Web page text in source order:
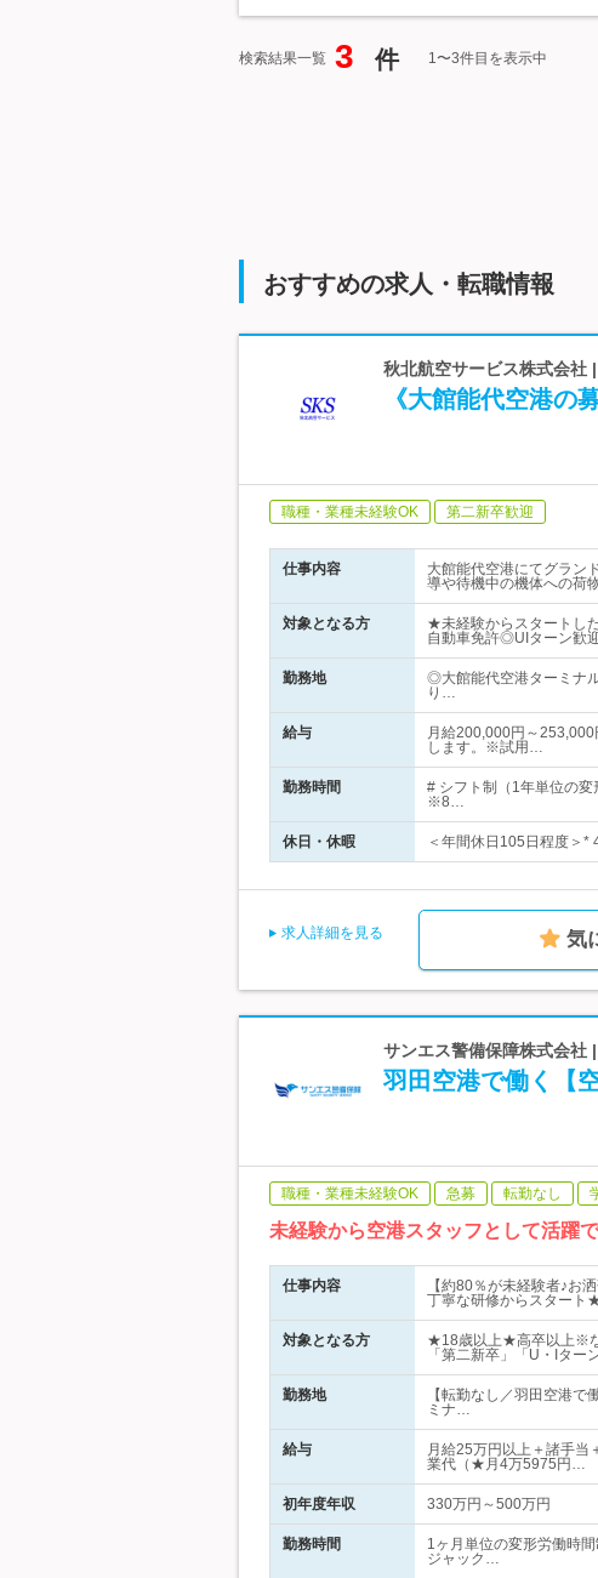
検索結果一覧 3 件 1〜3件目を表示中
おすすめの求人・転職情報
秋北航空サービス株式会社
《大館能代空港の
職種・業種未経験OK 第二新卒歓迎
仕事内容
大館能代空港にてグラン
導や待機中の機体への荷
対象となる方
★未経験からスタートし
自動車免許◎UIターン歓
勤務地
◎大館能代空港ターミナ
り…
給与
月給200,000円～
します。※試用…
勤務時間
# シフト制（1年単位の
※8…
休日・休暇 ＜年間休日105日程度＞
求人詳細を見る 気
サンエス警備保障株式会社
羽田空港で働く【
職種・業種未経験OK 急募 転勤なし
未経験から空港スタッフとして活躍
仕事内容
【約80％が未経験者♪お
丁寧な研修からスタート
対象となる方
★18歳以上★高卒以上※な
「第二新卒」「U・Iター
勤務地
【転勤なし／羽田空港
ミナ…
給与
月給25万円以上＋諸手
業代（★月4万5975円…
初年度年収 330万円～500万円
勤務時間
1ヶ月単位の変形労働時
ジャック…